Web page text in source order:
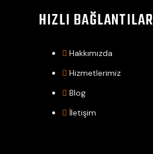
HIZLI BAĞLANTILAR
Hakkımızda
Hizmetlerimiz
Blog
İletişim